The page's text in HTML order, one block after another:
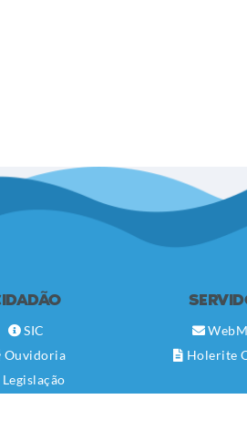
SIC
Ouvidoria
Legislação
Holerite